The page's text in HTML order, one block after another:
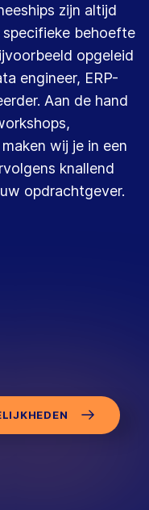
zijn altijd
behoefte
opgeleid
engineer, ERP-
Aan de hand
wij je in een
knallend
opdrachtgever.